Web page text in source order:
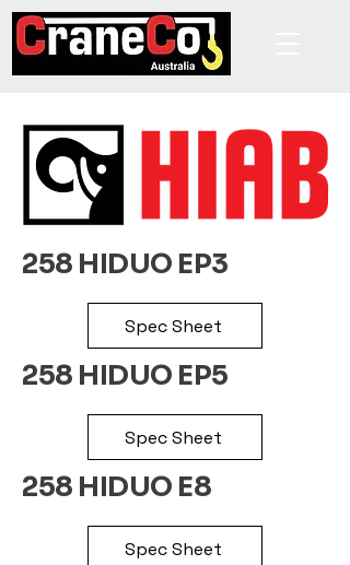
258 HIDUO EP3
Spec Sheet
258 HIDUO EP5
Spec Sheet
258 HIDUO E8
Spec Sheet